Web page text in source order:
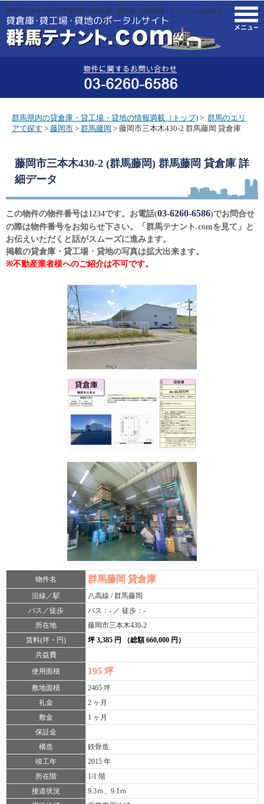
藤岡市三本木430-2(群馬藤岡駅)の貸倉庫・貸工場・貸地情報｜テナント.com[1234]
群馬県内の貸倉庫・貸工場・貸地の情報満載（トップ) > 群馬のエリ
アで探す > 藤岡市 > 群馬藤岡 > 藤岡市三本木430-2 群馬藤岡 貸倉庫
藤岡市三本木430-2 (群馬藤岡) 群馬藤岡 貸倉庫 詳
細データ
この物件の物件番号は1234です。お電話(03-6260-6586)でお問合せ
の際は物件番号をお知らせ下さい。「群馬テナント.comを見て」と
お伝えいただくと話がスムーズに進みます。
掲載の貸倉庫・貸工場・貸地の写真は拡大出来ます。
※不動産業者様へのご紹介は不可です。
物件名 群馬藤岡 貸倉庫
沿線／駅
八高線 / 群馬藤岡
バス／徒歩
バス：- ／ 徒歩：-
所在地
藤岡市三本木430-2
賃料(坪・円)
坪 3,385 円 （総額 660,000 円）
共益費
使用面積
195 坪
敷地面積
2465 坪
礼金
2 ヶ月
敷金
1 ヶ月
保証金
構造
鉄骨造
竣工年
2015 年
所在階
1/1 階
接道状況
9.3ｍ、9.1ｍ